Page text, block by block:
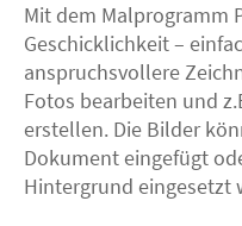
Mit dem Malprogramm
Geschicklichkeit –
anspruchsvollere
Fotos bearbeiten und
erstellen. Die Bilder
Dokument eingefügt
Hintergrund eingesetzt